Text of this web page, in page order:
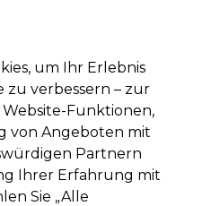
Anmelden
Saloneinrichtung
Angebote auf Salonmöbel
um Ihr Erlebnis
zu verbessern – zur
Funktionen,
von Angeboten mit
Partnern
Ihrer Erfahrung mit
Sie „Alle